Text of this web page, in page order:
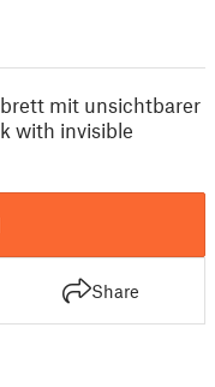
mit unsichtbarer
with invisible
Share